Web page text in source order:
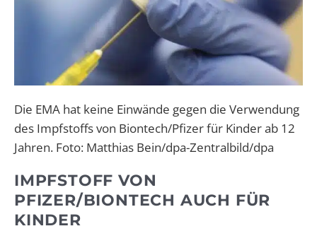
Die EMA hat keine Einwände gegen die Verwendung
des Impfstoffs von Biontech/Pfizer für Kinder ab 12
Jahren. Foto: Matthias Bein/dpa-Zentralbild/dpa
IMPFSTOFF VON
PFIZER/BIONTECH AUCH FÜR
KINDER